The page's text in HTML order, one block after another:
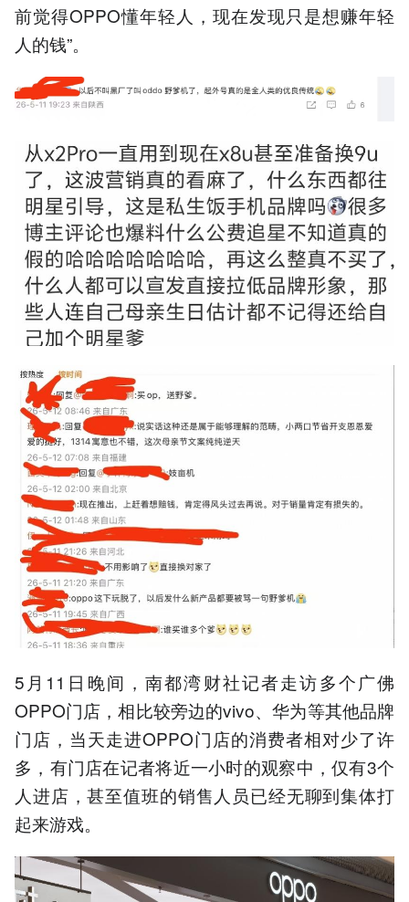
前觉得OPPO懂年轻人，现在发现只是想赚年轻
人的钱”。
5月11日晚间，南都湾财社记者走访多个广佛
OPPO门店，相比较旁边的vivo、华为等其他品牌
门店，当天走进OPPO门店的消费者相对少了许
多，有门店在记者将近一小时的观察中，仅有3个
人进店，甚至值班的销售人员已经无聊到集体打
起来游戏。